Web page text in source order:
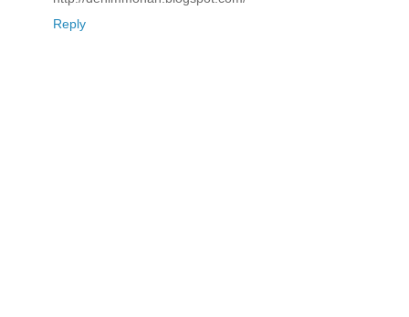
Reply